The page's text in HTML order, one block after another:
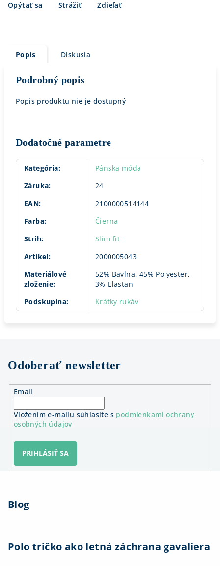
Opýtať sa Strážiť Zdieľať
Popis Diskusia
Podrobný popis
Popis produktu nie je dostupný
Dodatočné parametre
Kategória:
Pánska móda
Záruka:
24
EAN:
2100000514144
Farba:
Čierna
Strih:
Slim fit
Artikel:
2000005043
Materiálové
zloženie:
52% Bavlna, 45% Polyester,
3% Elastan
Podskupina: Krátky rukáv
Odoberať newsletter
Email
Vložením e-mailu súhlasíte s podmienkami ochrany
osobných údajov
PRIHLÁSIŤ SA
Blog
Polo tričko ako letná záchrana gavaliera